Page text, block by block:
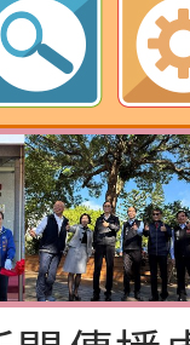
府家庭
樂淘
海報電
處檢送
標語播
府LED